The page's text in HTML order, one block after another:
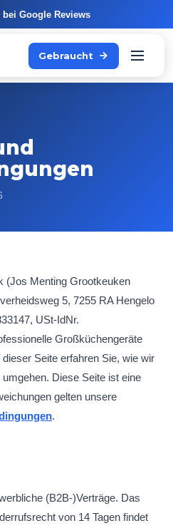
bei Google Reviews
Gebraucht
(Jos Menting Grootkeuken
5, 7255 RA Hengelo
USt-IdNr.
Großküchengeräte
Seite erfahren Sie, wie wir
Diese Seite ist eine
gelten unsere
.
(B2B-)Verträge. Das
von 14 Tagen findet